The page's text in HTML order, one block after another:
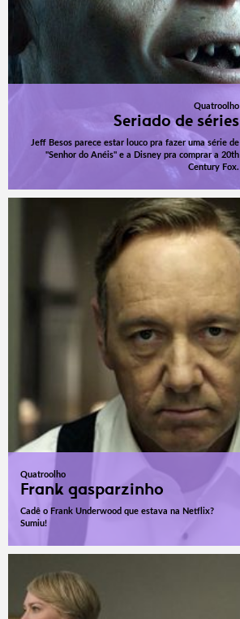
Quatroolho
Seriado de séries
Jeff Besos parece estar louco pra fazer uma série de
"Senhor do Anéis" e a Disney pra comprar a 20th
Century Fox.
Quatroolho
Frank gasparzinho
Cadê o Frank Underwood que estava na Netflix?
Sumiu!